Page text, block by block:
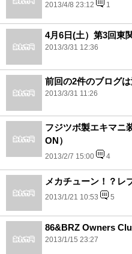
2013/4/8 23:12 1
4月6日(土）第3回東
2013/3/31 12:36
前回の2件のブログ
2013/3/31 11:26
フジツボ製エキマニ
ON）
2013/2/7 15:00 4
メカチューン！？レ
2013/1/21 10:53 5
86&BRZ Owners
2013/1/15 23:27